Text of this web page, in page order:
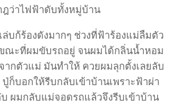
ว่าไฟฟ้าดับทั้งหมู่บ้าน
บก้ร้องดังมากๆ ช่วงที่ฟ้าร้องแม่ลืมตัว
ณะที่ผมขับรถอยู่ จนผมได้กลิ่นน้ำหอม
ากตัวแม่ มันทำให้ ควยผมลุกตั้งเลยลับ
ก็บอกให้รีบกลับเข้าบ้านเพราะฟ้าผ่า
ผมกลับแม่จอดรถแล้วจึงรีบเข้าบ้าน